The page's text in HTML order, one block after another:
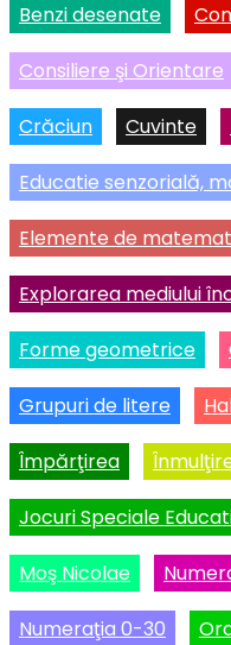
Benzi desenate
Consiliere şi Orientare
Crăciun Cuvinte
Educatie senzorială,
Elemente de
Explorarea mediului
Forme geometrice
Grupuri de litere
Împărţirea
Jocuri Speciale
Moş Nicolae
Numeraţia 0-30